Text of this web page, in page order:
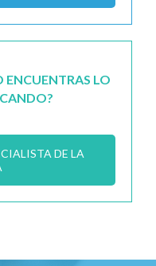
ENCUENTRAS LO
DE LA